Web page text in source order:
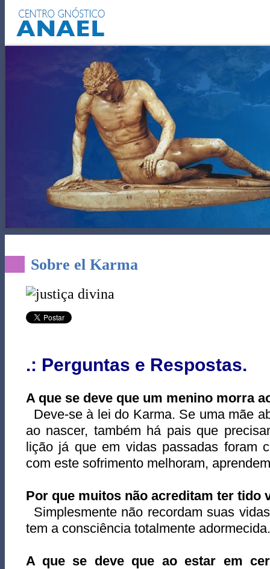
Sobre el Karma
.: Perguntas e Respostas.
A que se deve que um menino morra
Deve-se à lei do Karma. Se uma mãe
ao nascer, também há pais que
lição já que em vidas passadas foram
com este sofrimento melhoram,
Por que muitos não acreditam ter tido
Simplesmente não recordam suas
tem a consciência totalmente adormecida.
A que se deve que ao estar em